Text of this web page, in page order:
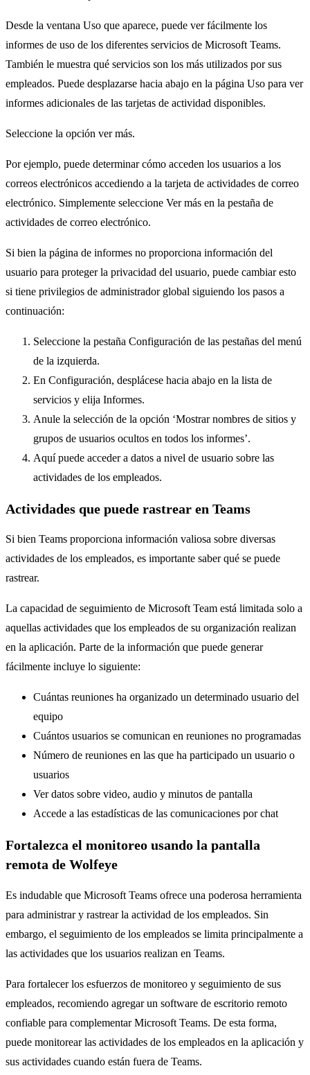
Desde la ventana Uso que aparece, puede ver fácilmente los
informes de uso de los diferentes servicios de Microsoft Teams.
También le muestra qué servicios son los más utilizados por sus
empleados. Puede desplazarse hacia abajo en la página Uso para ver
informes adicionales de las tarjetas de actividad disponibles.
Seleccione la opción ver más.
Por ejemplo, puede determinar cómo acceden los usuarios a los
correos electrónicos accediendo a la tarjeta de actividades de correo
electrónico. Simplemente seleccione Ver más en la pestaña de
actividades de correo electrónico.
Si bien la página de informes no proporciona información del
usuario para proteger la privacidad del usuario, puede cambiar esto
si tiene privilegios de administrador global siguiendo los pasos a
continuación:
Seleccione la pestaña Configuración de las pestañas del menú
de la izquierda.
En Configuración, desplácese hacia abajo en la lista de
servicios y elija Informes.
Anule la selección de la opción ‘Mostrar nombres de sitios y
grupos de usuarios ocultos en todos los informes’.
Aquí puede acceder a datos a nivel de usuario sobre las
actividades de los empleados.
Actividades que puede rastrear en Teams
Si bien Teams proporciona información valiosa sobre diversas
actividades de los empleados, es importante saber qué se puede
rastrear.
La capacidad de seguimiento de Microsoft Team está limitada solo a
aquellas actividades que los empleados de su organización realizan
en la aplicación. Parte de la información que puede generar
fácilmente incluye lo siguiente:
Cuántas reuniones ha organizado un determinado usuario del
equipo
Cuántos usuarios se comunican en reuniones no programadas
Número de reuniones en las que ha participado un usuario o
usuarios
Ver datos sobre video, audio y minutos de pantalla
Accede a las estadísticas de las comunicaciones por chat
Fortalezca el monitoreo usando la pantalla
remota de Wolfeye
Es indudable que Microsoft Teams ofrece una poderosa herramienta
para administrar y rastrear la actividad de los empleados. Sin
embargo, el seguimiento de los empleados se limita principalmente a
las actividades que los usuarios realizan en Teams.
Para fortalecer los esfuerzos de monitoreo y seguimiento de sus
empleados, recomiendo agregar un software de escritorio remoto
confiable para complementar Microsoft Teams. De esta forma,
puede monitorear las actividades de los empleados en la aplicación y
sus actividades cuando están fuera de Teams.